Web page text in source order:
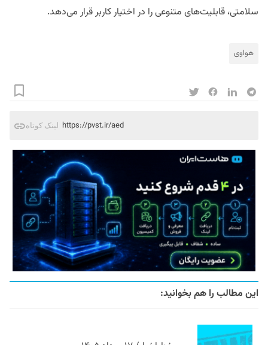
سلامتی، قابلیت‌های متنوعی را در اختیار کاربر قرار می‌دهد.
هواوی
لینک کوتاه https://pvst.ir/aed
این مطالب را هم بخوانید: